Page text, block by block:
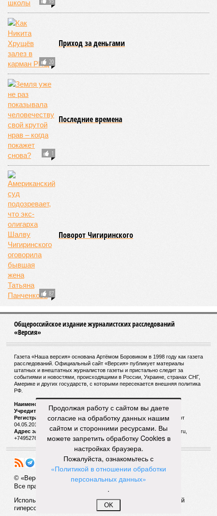
уверены в неизбежности Третьей мировой
СЛУЧАЙНЫЕ СТАТЬИ
Страны Евросоюза должны поддержать Берлин,
несмотря на прошлые ошибки правительства
Ангелы Меркель
Продолжая работу с сайтом вы даете
согласие на обработку данных нашим
сайтом и сторонними ресурсами. Вы
можете запретить обработку Cookies в
настройках браузера.
Пожалуйста, ознакомьтесь с
«Политикой в отношении обработки
персональных данных»
.
OK